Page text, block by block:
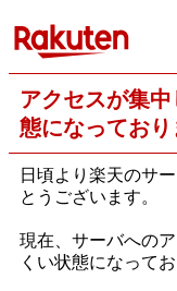
アクセスが集
態になっており
日頃より楽天のサ
とうございます。
現在、サーバへの
くい状態になってお